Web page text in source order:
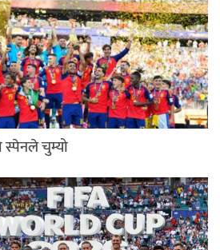
स्पेनले चुम्यो